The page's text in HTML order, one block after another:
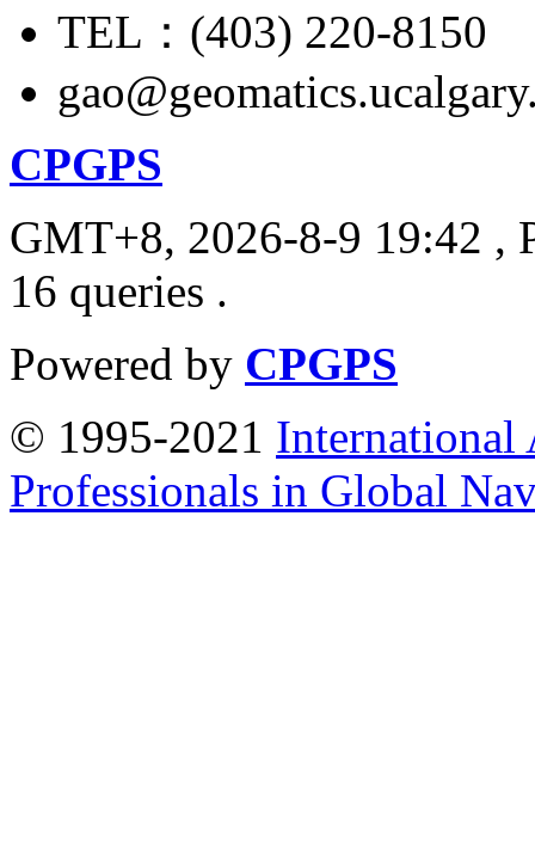
TEL：(403) 220-8150
CPGPS
GMT+8, 2026-8-9 19:42 ,
16 queries .
Powered by CPGPS
© 1995-2021 International
Professionals in Global